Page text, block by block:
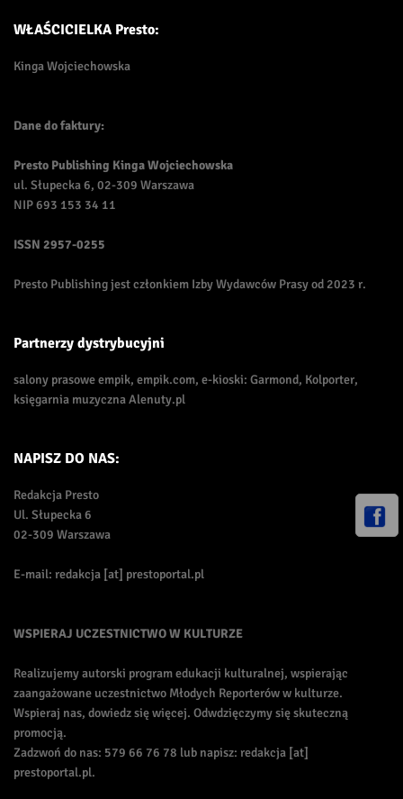
WŁAŚCICIELKA Presto:
Kinga Wojciechowska
Dane do faktury:
Presto Publishing Kinga Wojciechowska
ul. Słupecka 6, 02-309 Warszawa
NIP 693 153 34 11
ISSN 2957-0255
Presto Publishing jest członkiem Izby Wydawców Prasy od 2023 r.
Partnerzy dystrybucyjni
salony prasowe empik, empik.com, e-kioski: Garmond, Kolporter,
księgarnia muzyczna Alenuty.pl
NAPISZ DO NAS:
Redakcja Presto
Ul. Słupecka 6
02-309 Warszawa
E-mail: redakcja [at] prestoportal.pl
WSPIERAJ UCZESTNICTWO W KULTURZE
Realizujemy autorski program edukacji kulturalnej, wspierając
zaangażowane uczestnictwo Młodych Reporterów w kulturze.
Wspieraj nas, dowiedz się więcej. Odwdzięczymy się skuteczną
promocją.
Zadzwoń do nas: 579 66 76 78 lub napisz: redakcja [at]
prestoportal.pl.